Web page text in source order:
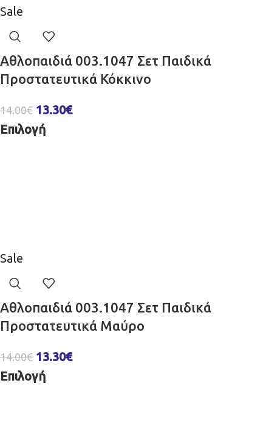
Sale
Αθλοπαιδιά 003.1047 Σετ Παιδικά
Προστατευτικά Κόκκινο
14.00€ 13.30€
Επιλογή
Sale
Αθλοπαιδιά 003.1047 Σετ Παιδικά
Προστατευτικά Μαύρο
14.00€ 13.30€
Επιλογή